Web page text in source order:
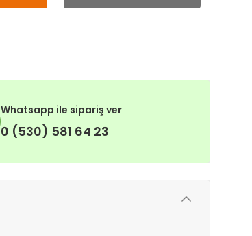
Whatsapp ile sipariş ver
0 (530) 581 64 23